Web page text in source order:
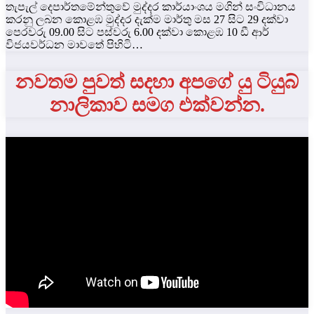
තැපැල් දෙපාර්තමේන්තුවේ මුද්‍දර කාර්යාංශය මගින් සංවිධානය
කරනු ලබන කොළඹ මුද්දර දැක්ම මාර්තු මස 27 සිට 29 දක්වා
පෙරවරු 09.00 සිට පස්වරු 6.00 දක්වා කොළඹ 10 ඩී ආර්
විජයවර්ධන මාවතේ පිහිටි…
නවතම පුවත් සදහා අපගේ යු ටියුබ්
නාලිකාව සමග එක්වන්න.